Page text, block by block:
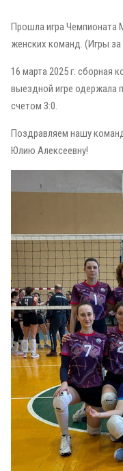
Прошла игра Чемпионата
женских команд. (Игры за
16 марта 2025 г. сборная
выездной игре одержала
счетом 3:0.
Поздравляем нашу
Юлию Алексеевну!